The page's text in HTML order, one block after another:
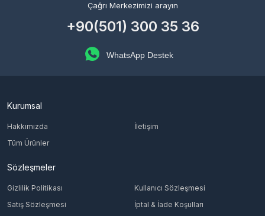
Çağrı Merkezimizi arayın
+90(501) 300 35 36
WhatsApp Destek
Kurumsal
Hakkımızda
İletişim
Tüm Ürünler
Sözleşmeler
Gizlilik Politikası
Kullanıcı Sözleşmesi
Satış Sözleşmesi
İptal & İade Koşulları